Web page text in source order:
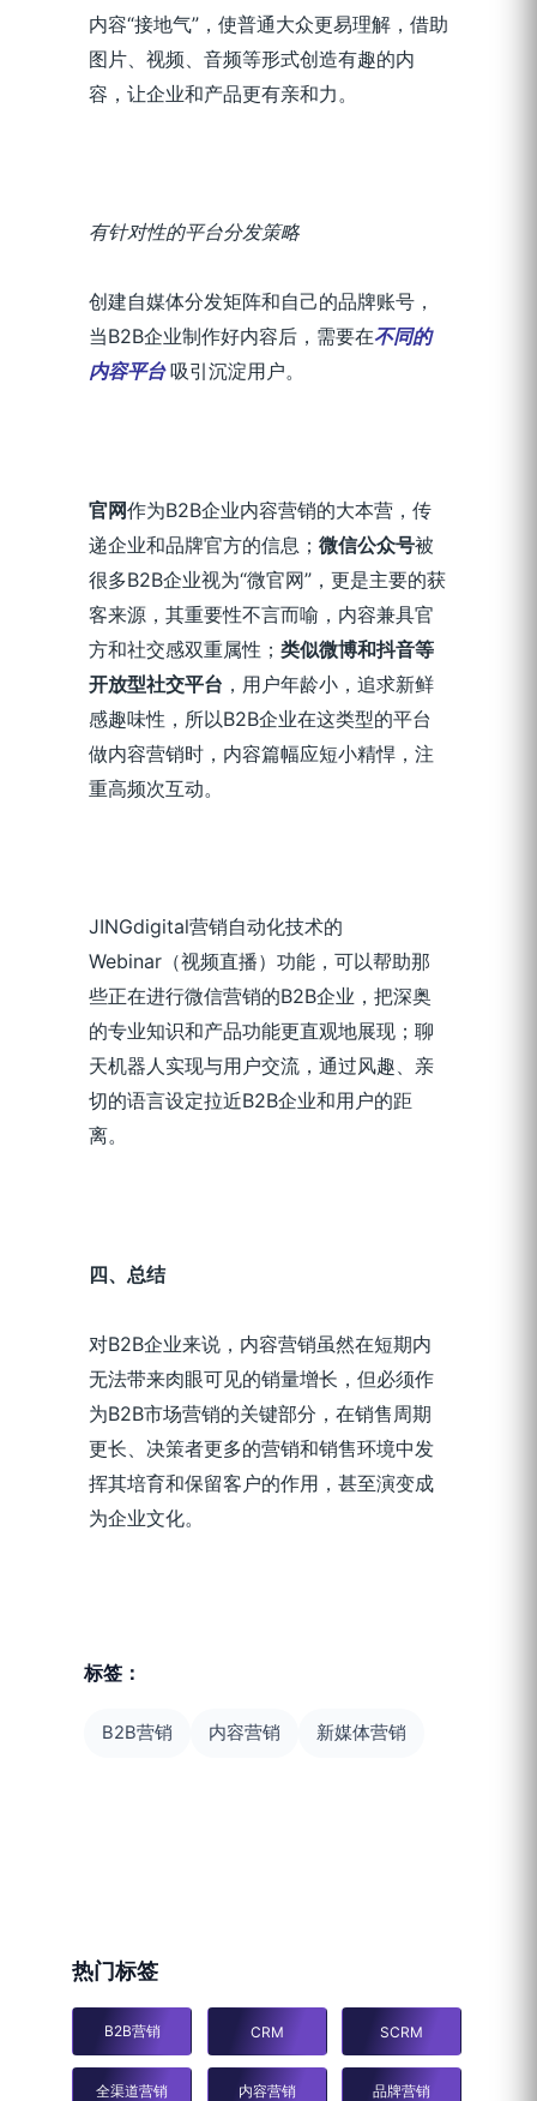
内容“接地气”，使普通大众更易理解，借助
图片、视频、音频等形式创造有趣的内
容，让企业和产品更有亲和力。
有针对性的平台分发策略
创建自媒体分发矩阵和自己的品牌账号，
当B2B企业制作好内容后，需要在不同的
内容平台吸引沉淀用户。
官网作为B2B企业内容营销的大本营，传
递企业和品牌官方的信息； 微信公众号被
很多B2B企业视为“微官网”，更是主要的获
客来源，其重要性不言而喻，内容兼具官
方和社交感双重属性； 类似微博和抖音等
开放型社交平台 ，用户年龄小，追求新鲜
感趣味性，所以B2B企业在这类型的平台
做内容营销时，内容篇幅应短小精悍，注
重高频次互动。
JINGdigital营销自动化技术的
Webinar（视频直播）功能，可以帮助那
些正在进行微信营销的B2B企业，把深奥
的专业知识和产品功能更直观地展现；聊
天机器人实现与用户交流，通过风趣、亲
切的语言设定拉近B2B企业和用户的距
离。
四、总结
对B2B企业来说，内容营销虽然在短期内
无法带来肉眼可见的销量增长，但必须作
为B2B市场营销的关键部分，在销售周期
更长、决策者更多的营销和销售环境中发
挥其培育和保留客户的作用，甚至演变成
为企业文化。
标签：
B2B营销 内容营销 新媒体营销
热门标签
B2B营销 CRM SCRM
全渠道营销 内容营销 品牌营销